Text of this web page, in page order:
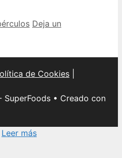
Deja un
de Cookies
• Creado con
Leer más